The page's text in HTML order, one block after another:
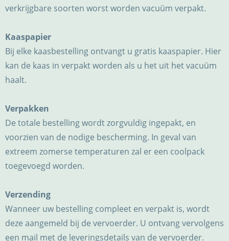
verkrijgbare soorten worst worden vacuüm verpakt.
Kaaspapier
Bij elke kaasbestelling ontvangt u gratis kaaspapier. Hier
kan de kaas in verpakt worden als u het uit het vacuüm
haalt.
Verpakken
De totale bestelling wordt zorgvuldig ingepakt, en
voorzien van de nodige bescherming. In geval van
extreem zomerse temperaturen zal er een coolpack
toegevoegd worden.
Verzending
Wanneer uw bestelling compleet en verpakt is, wordt
deze aangemeld bij de vervoerder. U ontvang vervolgens
een mail met de leveringsdetails van de vervoerder.